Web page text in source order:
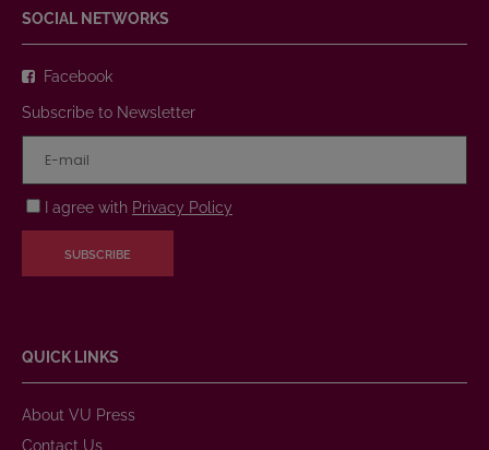
SOCIAL NETWORKS
Facebook
Subscribe to Newsletter
I agree with Privacy Policy
SUBSCRIBE
QUICK LINKS
About VU Press
Contact Us